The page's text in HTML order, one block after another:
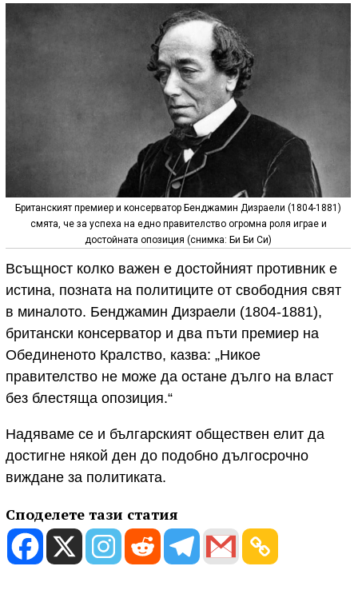
Британският премиер и консерватор Бенджамин Дизраели (1804-1881)
смята, че за успеха на едно правителство огромна роля играе и
достойната опозиция (снимка: Би Би Си)
Всъщност колко важен е достойният противник е
истина, позната на политиците от свободния свят
в миналото. Бенджамин Дизраели (1804-1881),
британски консерватор и два пъти премиер на
Обединеното Кралство, казва: „Никое
правителство не може да остане дълго на власт
без блестяща опозиция.“
Надяваме се и българският обществен елит да
достигне някой ден до подобно дългосрочно
виждане за политиката.
Споделете тази статия